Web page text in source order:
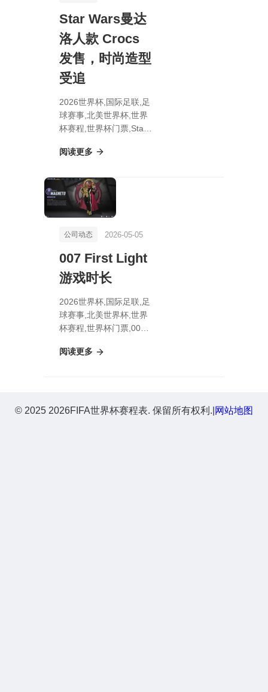
Star Wars曼达
洛人款 Crocs
发售，时尚造型
受追
2026世界杯,国际足联,足
球赛事,北美世界杯,世界
杯赛程,世界杯门票,Star
发售，时尚造型受追
阅读更多
公司动态 2026-05-05
007 First Light
游戏时长
2026世界杯,国际足联,足
球赛事,北美世界杯,世界
杯赛程,世界杯门票,007
阅读更多
© 2025 2026FIFA世界杯赛程表. 保留所有权利. 网站地图